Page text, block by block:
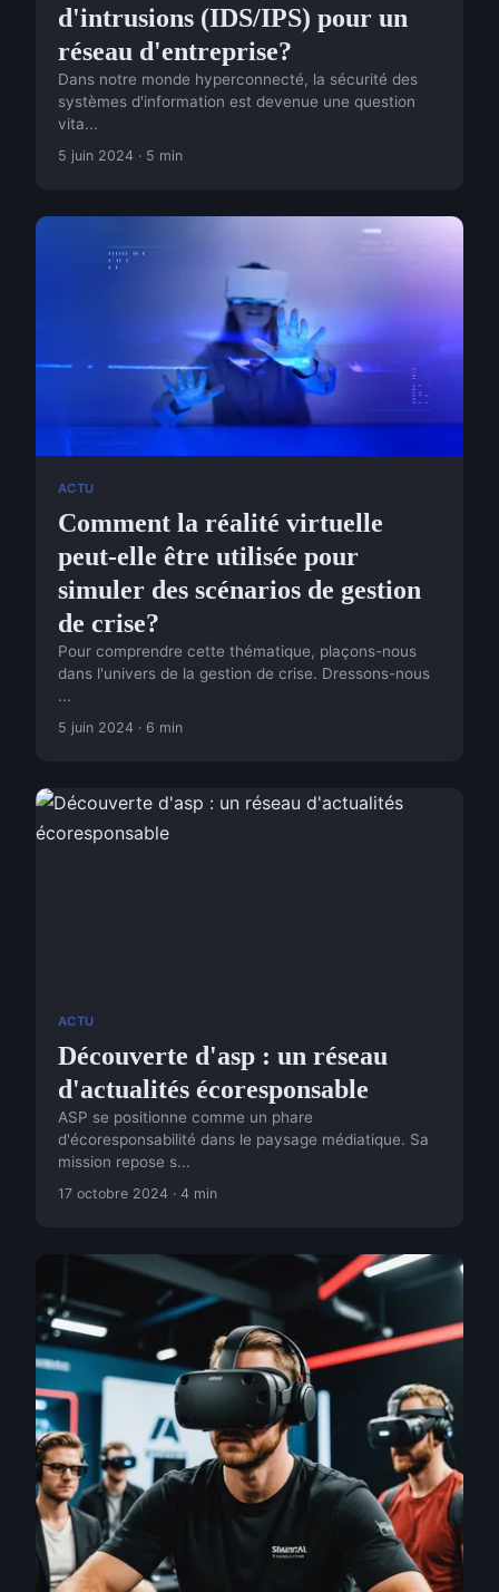
d'intrusions (IDS/IPS) pour un
réseau d'entreprise?
Dans notre monde hyperconnecté, la sécurité des
systèmes d'information est devenue une question
vita...
5 juin 2024 · 5 min
ACTU
Comment la réalité virtuelle
peut-elle être utilisée pour
simuler des scénarios de gestion
de crise?
Pour comprendre cette thématique, plaçons-nous
dans l'univers de la gestion de crise. Dressons-nous
...
5 juin 2024 · 6 min
ACTU
Découverte d'asp : un réseau
d'actualités écoresponsable
ASP se positionne comme un phare
d'écoresponsabilité dans le paysage médiatique. Sa
mission repose s...
17 octobre 2024 · 4 min